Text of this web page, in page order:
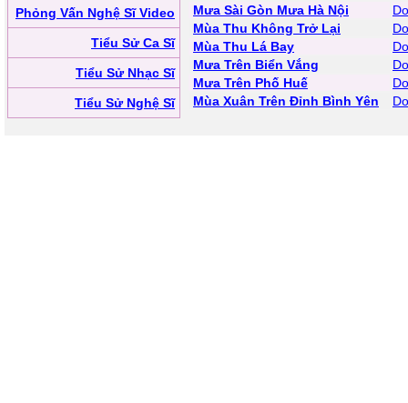
Phỏng Vấn Nghệ Sĩ Video
Tiểu Sử Ca Sĩ
Tiểu Sử Nhạc Sĩ
Tiểu Sử Nghệ Sĩ
Mưa Sài Gòn Mưa Hà Nội
Mùa Thu Không Trở Lại
Mùa Thu Lá Bay
Mưa Trên Biển Vắng
Mưa Trên Phố Huế
Mùa Xuân Trên Đỉnh Bình Yên